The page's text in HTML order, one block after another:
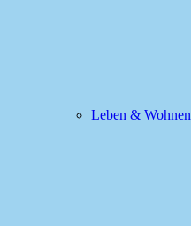
Leben & Wohnen